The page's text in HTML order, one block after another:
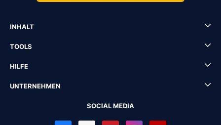
INHALT
TOOLS
HILFE
UNTERNEHMEN
SOCIAL MEDIA